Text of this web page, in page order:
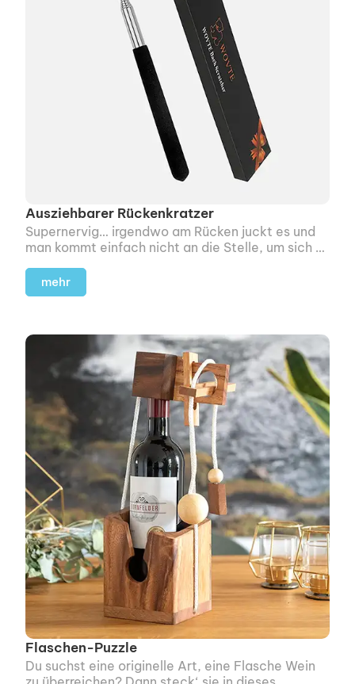
Ausziehbarer Rückenkratzer
Supernervig… irgendwo am Rücken juckt es und
man kommt einfach nicht an die Stelle, um sich zu
mehr
Flaschen-Puzzle
Du suchst eine originelle Art, eine Flasche Wein